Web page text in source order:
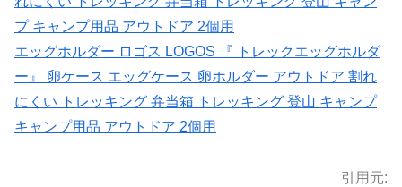
エッグホルダー ロゴス LOGOS 『 トレックエッグホルダ
ー』 卵ケース エッグケース 卵ホルダー アウトドア 割れ
にくい トレッキング 弁当箱 トレッキング 登山 キャンプ
キャンプ用品 アウトドア 2個用
引用元: